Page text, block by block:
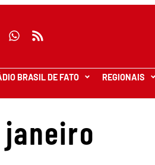
BRASIL DE FATO REGIONAIS